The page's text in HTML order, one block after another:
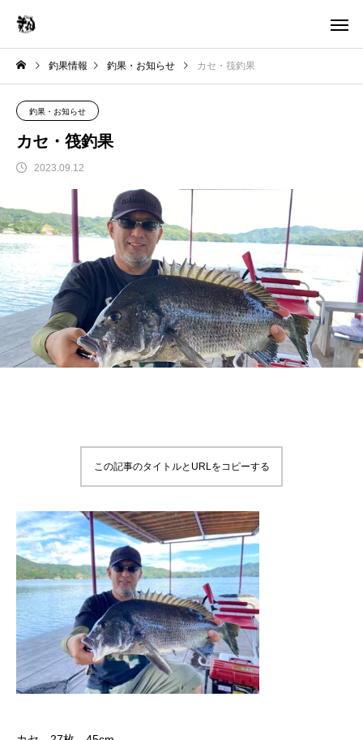
釣果情報 釣果・お知らせ カセ・筏釣果
釣果・お知らせ
カセ・筏釣果
2023.09.12
この記事のタイトルとURLをコピーする